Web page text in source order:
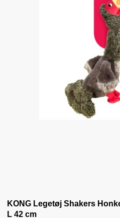
KONG Legetøj Shakers
L 42 cm